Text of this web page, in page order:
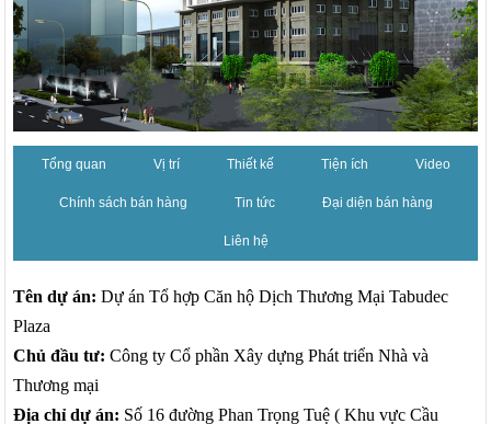
Tổng quan Vị trí Thiết kế Tiện ích Video
Chính sách bán hàng Tin tức Đại diện bán hàng
Liên hệ
Tên dự án: Dự án Tổ hợp Căn hộ Dịch Thương Mại Tabudec
Plaza
Chủ đầu tư:Công ty Cổ phần Xây dựng Phát triển Nhà và
Thương mại
Địa chỉ dự án: Số 16 đường Phan Trọng Tuệ ( Khu vực Cầu